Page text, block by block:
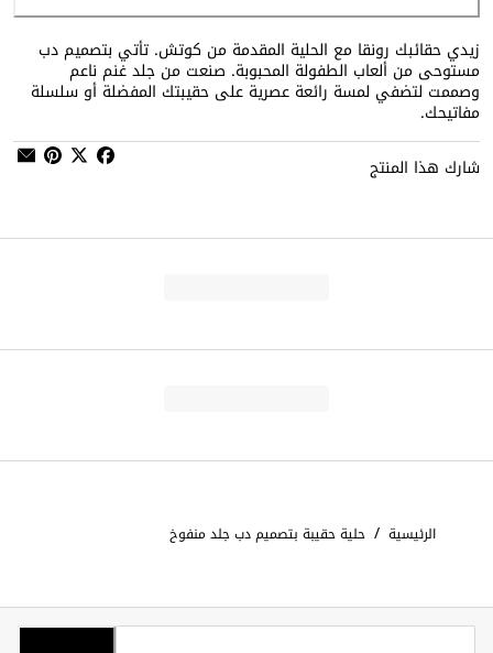
زيدي حقائبك رونقا مع الحلية المقدمة من كوتش. تأتي بتصميم دب
مستوحى من ألعاب الطفولة المحبوبة. صنعت من جلد غنم ناعم
وصممت لتضفي لمسة رائعة عصرية على حقيبتك المفضلة أو سلسلة
مفاتيحك.
شارك هذا المنتج
الرئيسية / حلية حقيبة بتصميم دب جلد منفوخ